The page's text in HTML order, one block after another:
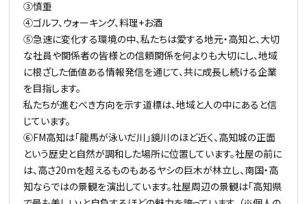
③慎重
④ゴルフ、ウォーキング、料理+お酒
⑤急速に変化する環境の中、私たちは愛する地元・高知と、大切
な社員や関係者の皆様との信頼関係を何よりも大切にし、地域
に根ざした価値ある情報発信を通じて、共に成長し続ける企業
を目指します。
私たちが進むべき方向を示す道標は、地域と人の中にあると信
じています。
⑥FM高知は「龍馬が泳いだ川」鏡川のほど近く、高知城の正面
という歴史と自然が調和した場所に位置しています。社屋の前に
は、高さ20mを超えるものもあるヤシの巨木が林立し、南国・高
知ならではの景観を演出しています。社屋周辺の景観は「高知県